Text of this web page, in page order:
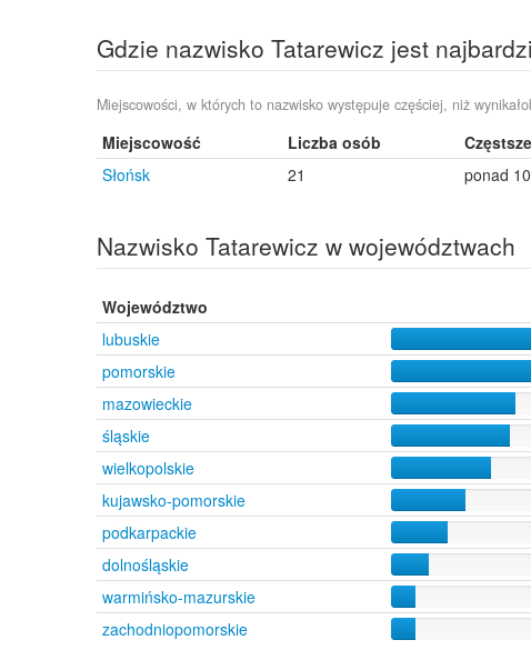
Kruszwica
5
Rybnik
5
Toruń
5
Gdynia
Kostrzyn nad Odrą
Janowo
3
Kołatek
1
Osówka Kolonia
Radzim
1
Gdzie nazwisko Tatarewicz jest
Miejscowości, w których to nazwisko występuje częściej, niż
Miejscowość Liczba osób
Słońsk
21 ponad
Nazwisko Tatarewicz w województwach
Województwo
lubuskie
pomorskie
mazowieckie
śląskie
wielkopolskie
kujawsko-pomorskie
podkarpackie
dolnośląskie
warmińsko-mazurskie
zachodniopomorskie